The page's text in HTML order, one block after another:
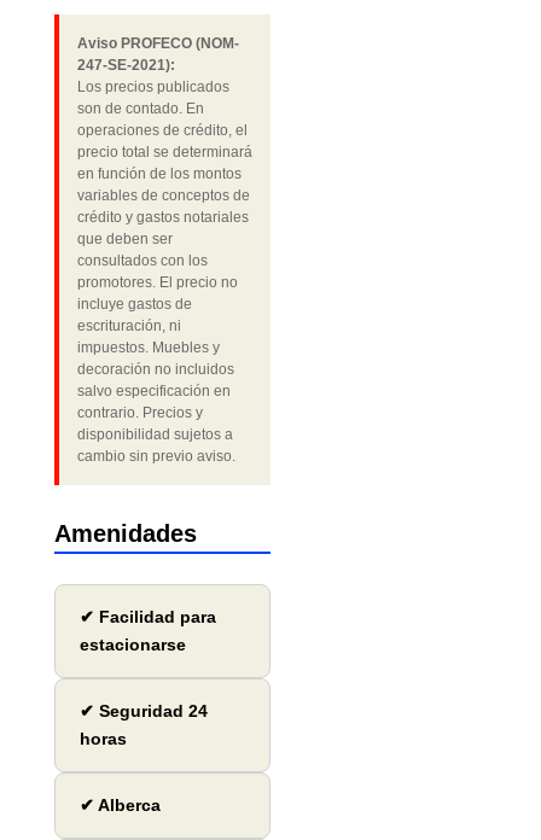
Aviso PROFECO (NOM-
247-SE-2021):
Los precios publicados
son de contado. En
operaciones de crédito, el
precio total se determinará
en función de los montos
variables de conceptos de
crédito y gastos notariales
que deben ser
consultados con los
promotores. El precio no
incluye gastos de
escrituración, ni
impuestos. Muebles y
decoración no incluidos
salvo especificación en
contrario. Precios y
disponibilidad sujetos a
cambio sin previo aviso.
Amenidades
✔ Facilidad para
estacionarse
✔ Seguridad 24
horas
✔ Alberca